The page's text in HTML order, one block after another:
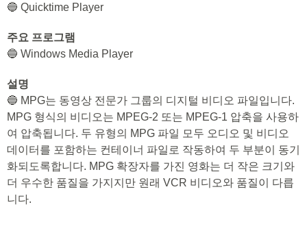
🔵 Quicktime Player
주요 프로그램
🔵 Windows Media Player
설명
🔵 MPG는 동영상 전문가 그룹의 디지털 비디오 파일입니다.
MPG 형식의 비디오는 MPEG-2 또는 MPEG-1 압축을 사용하
여 압축됩니다. 두 유형의 MPG 파일 모두 오디오 및 비디오
데이터를 포함하는 컨테이너 파일로 작동하여 두 부분이 동기
화되도록합니다. MPG 확장자를 가진 영화는 더 작은 크기와
더 우수한 품질을 가지지만 원래 VCR 비디오와 품질이 다릅
니다.